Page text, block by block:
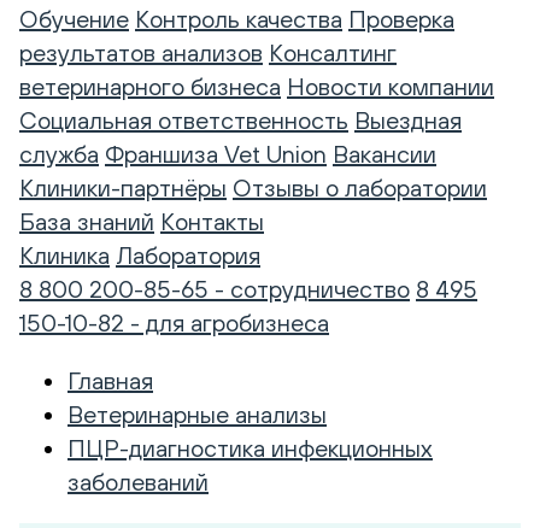
Обучение Контроль качества Проверка
результатов анализов Консалтинг
ветеринарного бизнеса Новости компании
Социальная ответственность Выездная
служба Франшиза Vet Union Вакансии
Клиники-партнёры Отзывы о лаборатории
База знаний Контакты
Клиника Лаборатория
8 800 200-85-65 - сотрудничество 8 495
150-10-82 - для агробизнеса
Главная
Ветеринарные анализы
ПЦР-диагностика инфекционных
заболеваний